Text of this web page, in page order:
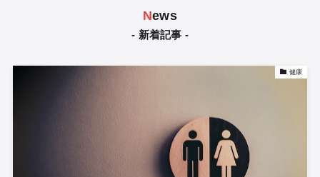
News
- 新着記事 -
健康